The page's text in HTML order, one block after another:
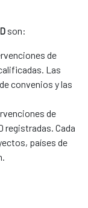
son:​​​​​​
de
Las
convenios y las
de
registradas. Cada
países de